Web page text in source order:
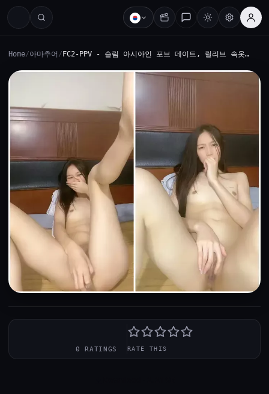
Home/아마추어 / FC2-PPV - 슬림 아시아인 포브 데이트, 릴리브 속옷…
0 RATINGS RATE THIS